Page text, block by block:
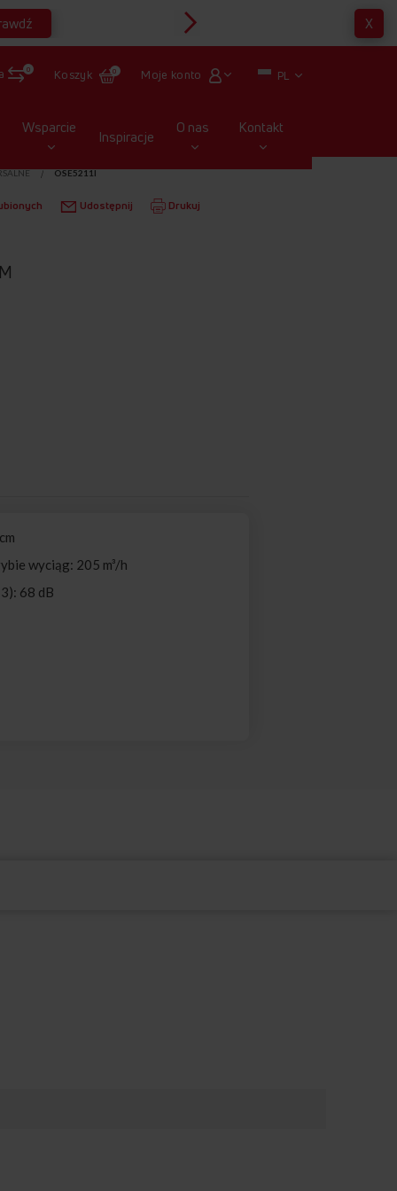
X
0 Koszyk 0 Moje konto PL
Wsparcie Inspiracje O nas Kontakt
OSE5211I
Udostępnij Drukuj
wyciąg: 205 m³/h
68 dB